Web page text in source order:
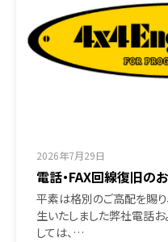
2026年7月29日
電話・FAX回線復旧の
平素は格別のご高配を賜り
生いたしました弊社電話
しては、…